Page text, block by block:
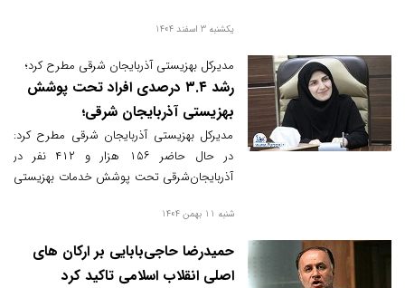
میلیارد تومان به صندوق حمایت از اشتغال
خیران خبر داد.
یکشنبه 3 اسفند 1404
مدیرکل بهزیستی آذربایجان شرقی مطرح کرد؛
رشد ۳.۴ درصدی افراد تحت پوشش
بهزیستی آذربایجان شرقی؛
مدیرکل بهزیستی آذربایجان شرقی مطرح کرد:
در حال حاضر ۱۵۶ هزار و ۴۱۲ نفر در
آذربایجان‌شرقی تحت پوشش خدمات بهزیستی
درصد افزایش یافته است.
شنبه 11 بهمن 1404
حمیدرضا حاجی‌بابایی بر ارکان های
اصلی انقلاب اسلامی تاکید کرد